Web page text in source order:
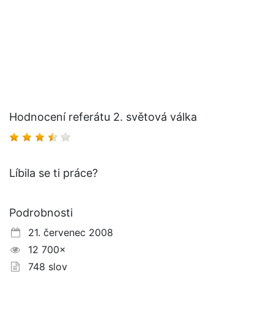
Hodnocení referátu 2. světová válka
Líbila se ti práce?
Podrobnosti
21. červenec 2008
12 700×
748 slov